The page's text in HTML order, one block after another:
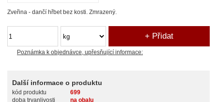
Zveřina - dančí hřbet bez kosti. Zmrazený.
Poznámka k objednávce, upřesňující informace:
Další informace o produktu
kód produktu
699
doba trvanlivosti
na obalu